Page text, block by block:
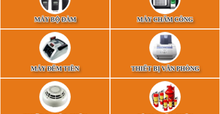
MÁY BỘ ĐÀM MÁY CHẤM CÔNG
MÁY ĐẾM TIỀN THIẾT BỊ VĂN PHÒNG